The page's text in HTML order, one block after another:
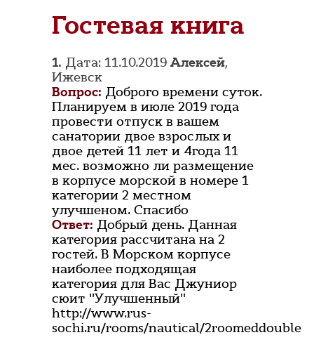
Гостевая книга
1. Дата: 11.10.2019Алексей,
Ижевск
Вопрос: Доброго времени суток.
Планируем в июле 2019 года
провести отпуск в вашем
санатории двое взрослых и
двое детей 11 лет и 4года 11
мес. возможно ли размещение
в корпусе морской в номере 1
категории 2 местном
улучшеном. Спасибо
Ответ: Добрый день. Данная
категория рассчитана на 2
гостей. В Морском корпусе
наиболее подходящая
категория для Вас Джуниор
сюит "Улучшенный"
http://www.rus-
sochi.ru/rooms/nautical/2roomeddouble